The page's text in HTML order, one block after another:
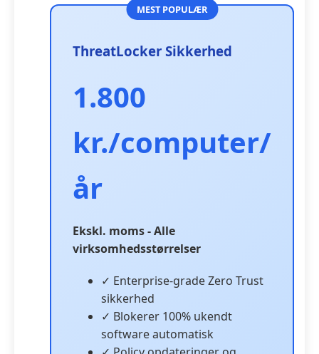
ThreatLocker Sikkerhed
1.800
kr./computer/
år
Ekskl. moms - Alle
virksomhedsstørrelser
✓ Enterprise-grade Zero Trust
sikkerhed
✓ Blokerer 100% ukendt
software automatisk